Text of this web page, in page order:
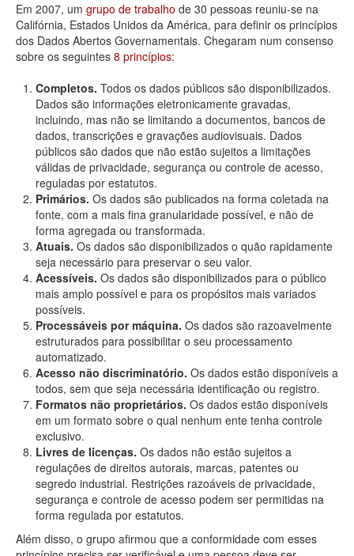
Em 2007, um grupo de trabalho de 30 pessoas reuniu-se na
Califórnia, Estados Unidos da América, para definir os princípios
dos Dados Abertos Governamentais. Chegaram num consenso
sobre os seguintes 8 princípios:
Completos. Todos os dados públicos são disponibilizados.
Dados são informações eletronicamente gravadas,
incluindo, mas não se limitando a documentos, bancos de
dados, transcrições e gravações audiovisuais. Dados
públicos são dados que não estão sujeitos a limitações
válidas de privacidade, segurança ou controle de acesso,
reguladas por estatutos.
Primários. Os dados são publicados na forma coletada na
fonte, com a mais fina granularidade possível, e não de
forma agregada ou transformada.
Atuais. Os dados são disponibilizados o quão rapidamente
seja necessário para preservar o seu valor.
Acessíveis. Os dados são disponibilizados para o público
mais amplo possível e para os propósitos mais variados
possíveis.
Processáveis por máquina. Os dados são razoavelmente
estruturados para possibilitar o seu processamento
automatizado.
Acesso não discriminatório. Os dados estão disponíveis a
todos, sem que seja necessária identificação ou registro.
Formatos não proprietários. Os dados estão disponíveis
em um formato sobre o qual nenhum ente tenha controle
exclusivo.
Livres de licenças. Os dados não estão sujeitos a
regulações de direitos autorais, marcas, patentes ou
segredo industrial. Restrições razoáveis de privacidade,
segurança e controle de acesso podem ser permitidas na
forma regulada por estatutos.
Além disso, o grupo afirmou que a conformidade com esses